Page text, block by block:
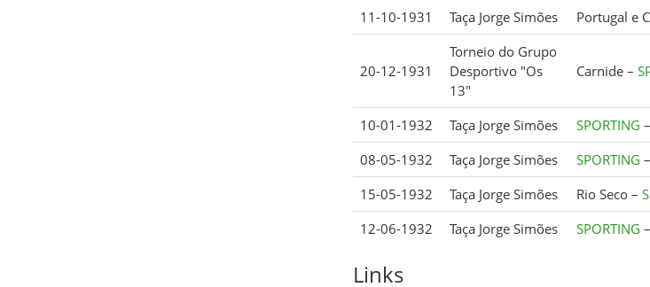
11-10-1931
Taça Jorge Simões Portugal e
20-12-1931
Torneio do Grupo
Desportivo "Os
13"
Carnide –
10-01-1932 Taça Jorge Simões SPORTING
08-05-1932
Taça Jorge Simões SPORTING
15-05-1932
Taça Jorge Simões Rio Seco –
12-06-1932
Taça Jorge Simões SPORTING
Links